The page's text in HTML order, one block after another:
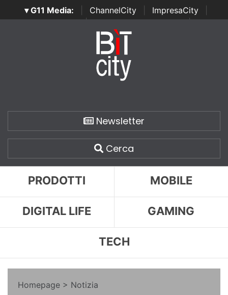
▾ G11 Media: ChannelCity ImpresaCity
SecurityOpenLab | Italian Channel Awards | Italian
Italian Security Awards
Newsletter
Cerca
PRODOTTI MOBILE
DIGITAL LIFE GAMING
TECH
Homepage > Notizia